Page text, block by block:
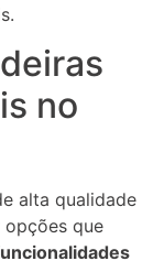
no
alta qualidade
que